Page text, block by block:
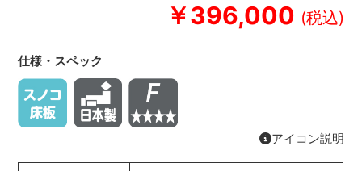
￥396,000
仕様・スペック
アイコン説明